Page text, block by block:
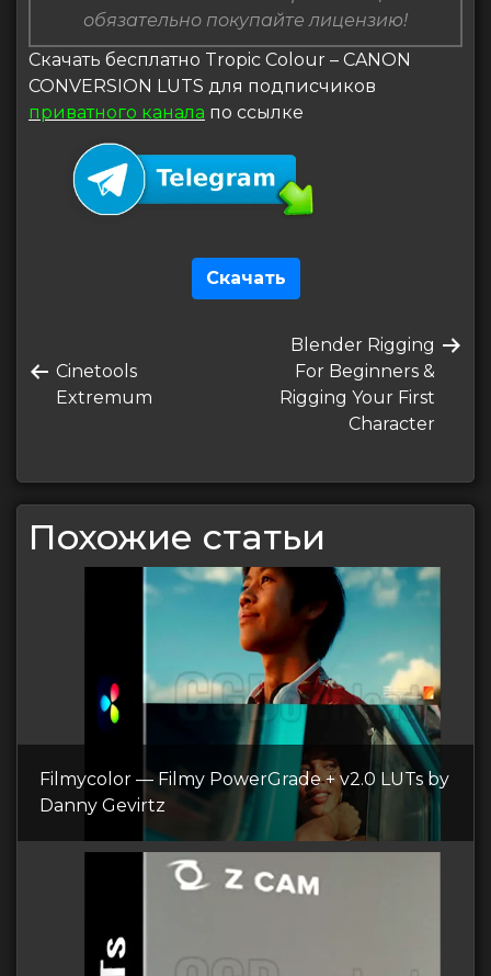
обязательно покупайте лицензию!
Скачать бесплатно Tropic Colour – CANON
CONVERSION LUTS для подписчиков
приватного канала по ссылке
Скачать
по
записям
Предыдущая
запись
Cinetools
Extremum
Следующая
запись
Blender Rigging
For Beginners &
Rigging Your First
Character
Похожие статьи
Filmycolor — Filmy PowerGrade + v2.0 LUTs by
Danny Gevirtz